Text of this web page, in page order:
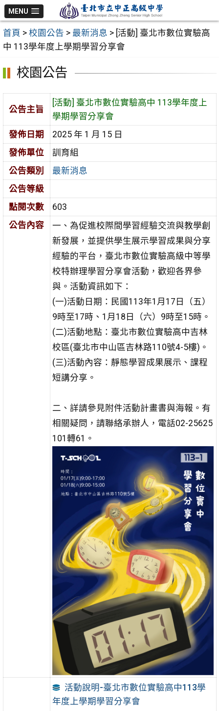
跳
至
主
要
MENU
首頁 > 校園公告 > 最新消息 > [活動] 臺北市數位實驗高
中 113學年度上學期學習分享會
校園公告
公告主旨
[活動] 臺北市數位實驗高中 113學年度上
學期學習分享會
發佈日期
2025 年 1 月 15 日
發佈單位
訓育組
公告類別
最新消息
公告等級
點閱次數
603
公告內容
一、為促進校際間學習經驗交流與教學創
新發展，並提供學生展示學習成果與分享
經驗的平台，臺北市數位實驗高級中等學
校特辦理學習分享會活動，歡迎各界參
與。活動資訊如下：
(一)活動日期：民國113年1月17日（五）
9時至17時、1月18日（六）9時至15時。
(二)活動地點：臺北市數位實驗高中吉林
校區(臺北市中山區吉林路110號4-5樓)。
(三)活動內容：靜態學習成果展示、課程
短講分享。
二、詳請參見附件活動計畫書與海報。有
相關疑問，請聯絡承辦人，電話02-25625
101轉61。
活動說明-臺北市數位實驗高中113學
年度上學期學習分享會